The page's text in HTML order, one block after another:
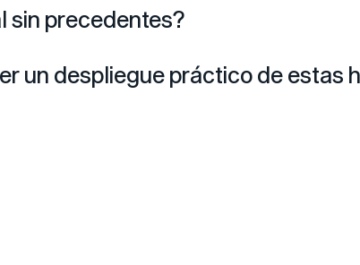
sin precedentes?
un despliegue práctico de estas